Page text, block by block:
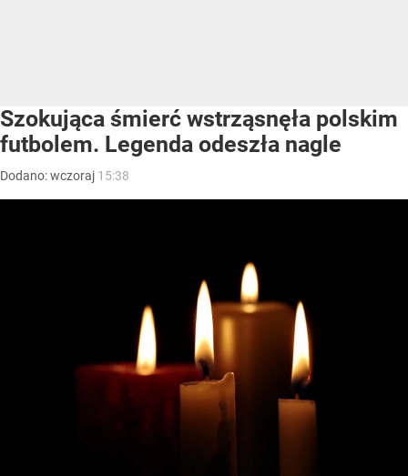
Szokująca śmierć wstrząsnęła polskim
futbolem. Legenda odeszła nagle
Dodano:wczoraj 15:38